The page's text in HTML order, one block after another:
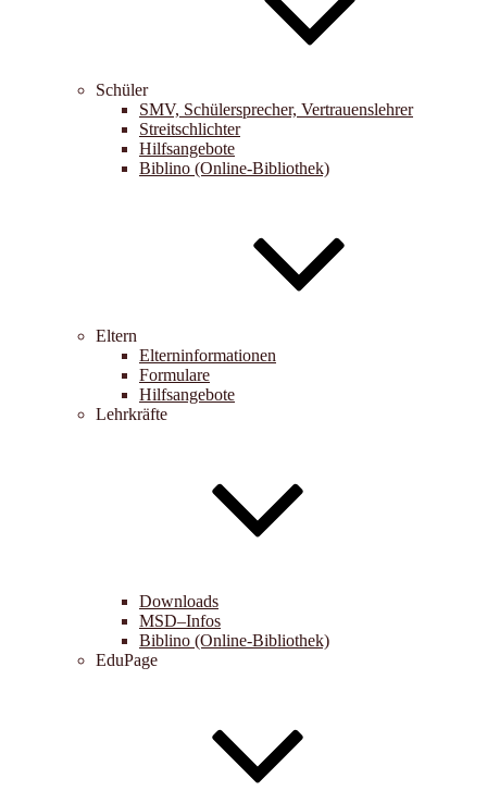
Schüler
SMV, Schülersprecher, Vertrauenslehrer
Streitschlichter
Hilfsangebote
Biblino (Online-Bibliothek)
Eltern
Elterninformationen
Formulare
Hilfsangebote
Lehrkräfte
Downloads
MSD–Infos
Biblino (Online-Bibliothek)
EduPage